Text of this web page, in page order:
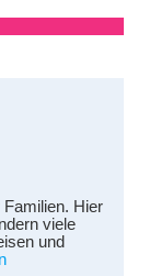
Hier
viele
und